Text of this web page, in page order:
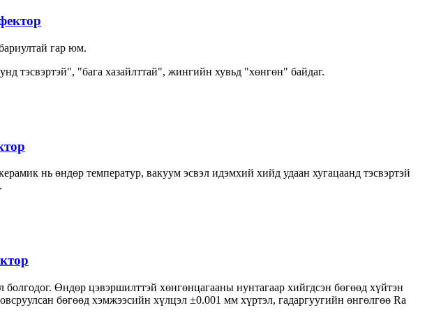
гар юм.
тэсвэртэй", "бага хазайлттай", жингийн хувьд "хөнгөн" байдаг.
нь өндөр температур, вакуум эсвэл идэмхий хийд удаан хугацаанд тэсвэртэй
Өндөр цэвэршилттэй хөнгөнцагааны нунтагаар хийгдсэн бөгөөд хүйтэн
бөгөөд хэмжээсийн хүлцэл ±0.001 мм хүртэл, гадаргуугийн өнгөлгөө Ra